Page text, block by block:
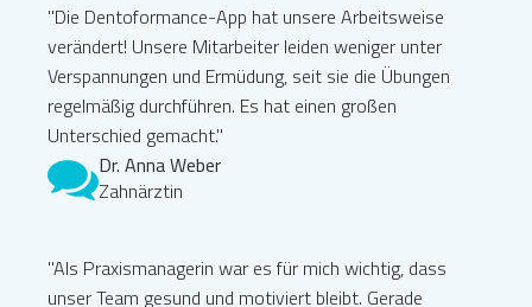
"Die Dentoformance-App hat unsere Arbeitsweise
verändert! Unsere Mitarbeiter leiden weniger unter
Verspannungen und Ermüdung, seit sie die Übungen
regelmäßig durchführen. Es hat einen großen
Unterschied gemacht."
Dr. Anna Weber
Zahnärztin
"Als Praxismanagerin war es für mich wichtig, dass
unser Team gesund und motiviert bleibt. Gerade